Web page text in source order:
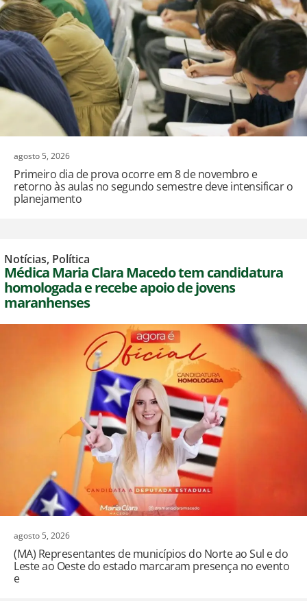
agosto 5, 2026
Primeiro dia de prova ocorre em 8 de novembro e
retorno às aulas no segundo semestre deve intensificar o
planejamento
Notícias, Política
Médica Maria Clara Macedo tem candidatura
homologada e recebe apoio de jovens
maranhenses
agosto 5, 2026
(MA) Representantes de municípios do Norte ao Sul e do
Leste ao Oeste do estado marcaram presença no evento
e